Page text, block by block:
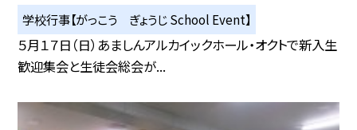
学校行事【がっこう ぎょうじ School Event】
５月１７日（日）あましんアルカイックホール・オクトで新入生
歓迎集会と生徒会総会が...